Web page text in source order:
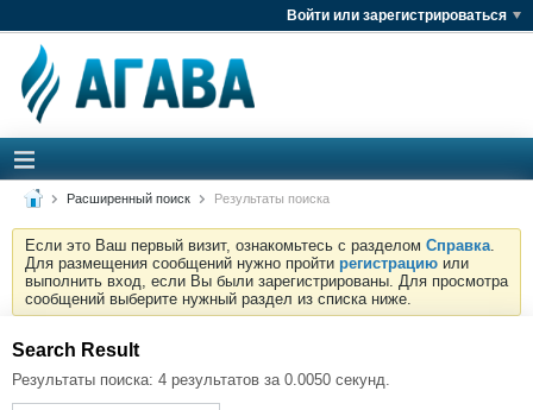
Войти или зарегистрироваться
Расширенный поиск Результаты поиска
Если это Ваш первый визит, ознакомьтесь с разделом Справка.
Для размещения сообщений нужно пройти регистрацию или
выполнить вход, если Вы были зарегистрированы. Для просмотра
сообщений выберите нужный раздел из списка ниже.
Search Result
Результаты поиска: 4 результатов за 0.0050 секунд.